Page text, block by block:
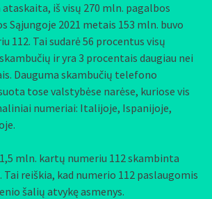
iš visų 270 mln. pagalbos
Sąjungoje 2021 metais 153 mln. buvo
112. Tai sudarė 56 procentus visų
ir yra 3 procentais daugiau nei
Dauguma skambučių telefono
tose valstybėse narėse, kuriose vis
numeriai: Italijoje, Ispanijoje,
mln. kartų numeriu 112 skambinta
reiškia, kad numerio 112 paslaugomis
šalių atvykę asmenys.